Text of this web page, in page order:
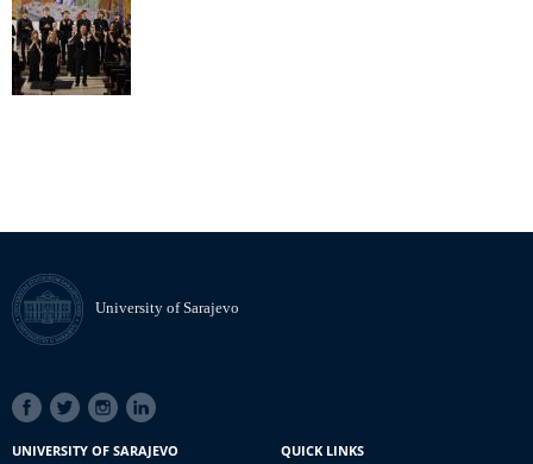
University of Sarajevo
SOCIAL
LINKS
UNIVERSITY OF SARAJEVO
QUICK LINKS